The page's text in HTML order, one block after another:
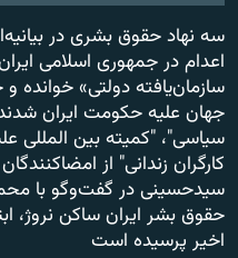
زبان‌های دیگر
سه نهاد حقوق بشری در
اعدام در جمهوری اسلامی
سازمان‌یافته دولتی» خوانده
جهان علیه حکومت ایران شدند.
سیاسی"، "کمیته بین المللی
کارگران زندانی" از
سیدحسینی در گفت‌وگو با
حقوق بشر ایران ساکن نروژ،
اخیر پرسیده است